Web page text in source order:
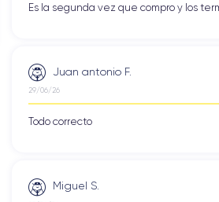
Es la segunda vez que compro y los
Juan antonio F.
29/06/26
Todo correcto
Miguel S.